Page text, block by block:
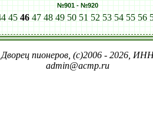
№901 - №920
45 46 47 48 49 50 51 52 53 54 55 56
Дворец пионеров, (c)2006 - 2026,
admin@acmp.ru